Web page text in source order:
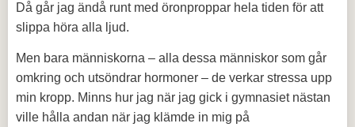
Då går jag ändå runt med öronproppar hela tiden för att
slippa höra alla ljud.
Men bara människorna – alla dessa människor som går
omkring och utsöndrar hormoner – de verkar stressa upp
min kropp. Minns hur jag när jag gick i gymnasiet nästan
ville hålla andan när jag klämde in mig på